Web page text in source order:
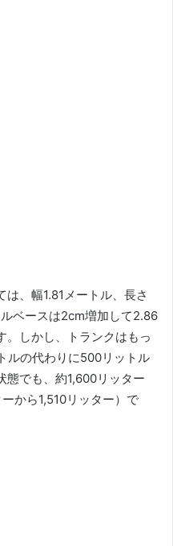
、幅1.81メートル、長さ
ベースは2cm増加して2.86
しかし、トランクはもっ
ルの代わりに500リットル
態でも、約1,600リッター
から1,510リッター）で